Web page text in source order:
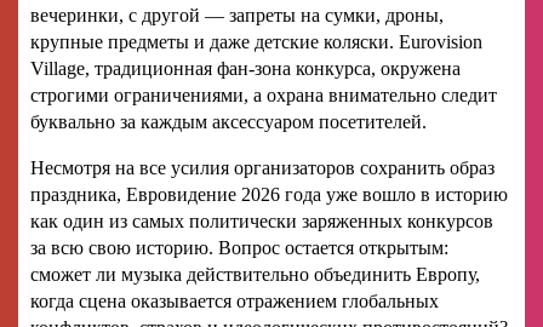
вечеринки, с другой — запреты на сумки, дроны,
крупные предметы и даже детские коляски. Eurovision
Village, традиционная фан-зона конкурса, окружена
строгими ограничениями, а охрана внимательно следит
буквально за каждым аксессуаром посетителей.
Несмотря на все усилия организаторов сохранить образ
праздника, Евровидение 2026 года уже вошло в историю
как один из самых политически заряженных конкурсов
за всю свою историю. Вопрос остается открытым:
сможет ли музыка действительно объединить Европу,
когда сцена оказывается отражением глобальных